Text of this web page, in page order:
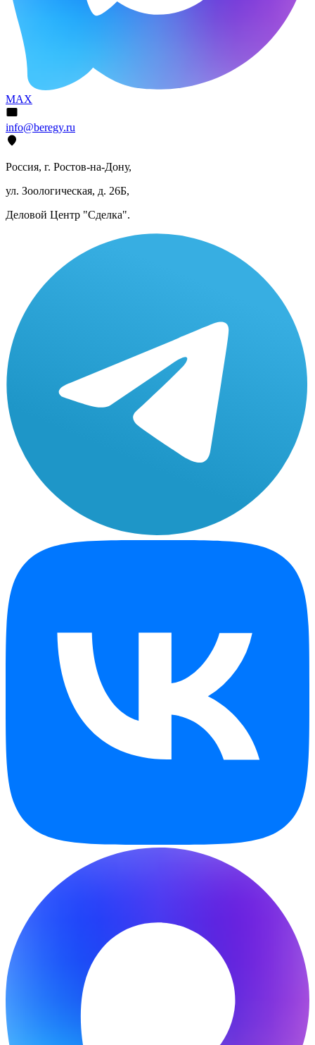
MAX
info@beregy.ru
Россия, г. Ростов-на-Дону,
ул. Зоологическая, д. 26Б,
Деловой Центр "Сделка".